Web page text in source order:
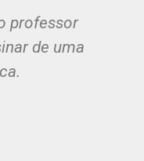
professor
de uma